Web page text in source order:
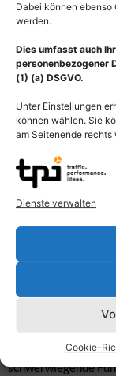
Dabei können
werden.
Dies umfasst auch
personenbezogener
(1) (a) DSGVO.
Unter Einstellungen
können wählen. Sie
am Seitenende rechts
Dienste verwalten
Cookie-
Beschreibung
Herz von vorn
(Gebrochenes-
Takotsubo-
Heart-Syndrom,
Ballonierung).
(Ventrikel),
Kardiomyopathie
schwerwiegende